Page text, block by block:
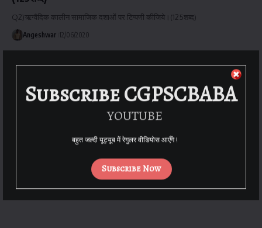
Q2)ऋग्वैदिक कालीन सामाजिक दशाओं पर टिप्पणी कीजिये।(125शब्द)
Angeshwar 12/06/2020
Subscribe CGPSCBABA
YOUTUBE
Subscribe Now
बहुत जल्दी यूट्यूब में रेगुलर वीडियोस आएँगे !